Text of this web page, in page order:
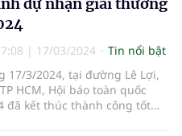
dự nhận giải thưởng
| 17/03/2024
Tin nổi bật
17/3/2024, tại đường Lê Lợi,
HCM, Hội báo toàn quốc
đã kết thúc thành công tốt